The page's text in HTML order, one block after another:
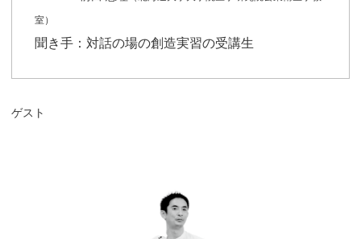
室）
聞き手：対話の場の創造実習の受講生
ゲスト